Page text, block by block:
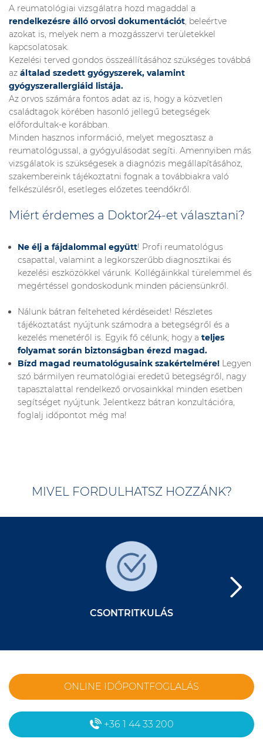
A reumatológiai vizsgálatra hozd magaddal a
rendelkezésre álló orvosi dokumentációt, beleértve
azokat is, melyek nem a mozgásszervi területekkel
kapcsolatosak.
Kezelési terved gondos összeállításához szükséges továbbá
az általad szedett gyógyszerek, valamint
gyógyszerallergiáid listája.
Az orvos számára fontos adat az is, hogy a közvetlen
családtagok körében hasonló jellegű betegségek
előfordultak-e korábban.
Minden hasznos információ, melyet megosztasz a
reumatológussal, a gyógyulásodat segíti. Amennyiben más
vizsgálatok is szükségesek a diagnózis megállapításához,
szakembereink tájékoztatni fognak a továbbiakra való
felkészülésről, esetleges előzetes teendőkről.
Miért érdemes a Doktor24-et választani?
Ne élj a fájdalommal együtt! Profi reumatológus
csapattal, valamint a legkorszerűbb diagnosztikai és
kezelési eszközökkel várunk. Kollégáinkkal türelemmel és
megértéssel gondoskodunk minden páciensünkről.
Nálunk bátran felteheted kérdéseidet! Részletes
tájékoztatást nyújtunk számodra a betegségről és a
kezelés menetéről is. Egyik fő célunk, hogy a teljes
folyamat során biztonságban érezd magad.
Bízd magad reumatológusaink szakértelmére! Legyen
szó bármilyen reumatológiai eredetű betegségről, nagy
tapasztalattal rendelkező orvosainkkal minden esetben
segítséget nyújtunk. Jelentkezz bátran konzultációra,
foglalj időpontot még ma!
MIVEL FORDULHATSZ HOZZÁNK?
CSONTRITKULÁS
ONLINE IDŐPONTFOGLALÁS
+36 1 44 33 200